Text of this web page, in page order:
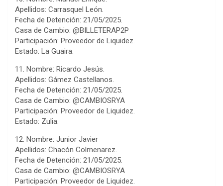
Apellidos: Carrasquel León.
Fecha de Detención: 21/05/2025.
Casa de Cambio: @BILLETERAP2P
Participación: Proveedor de Liquidez.
Estado: La Guaira.
11. Nombre: Ricardo Jesús.
Apellidos: Gámez Castellanos.
Fecha de Detención: 21/05/2025.
Casa de Cambio: @CAMBIOSRYA
Participación: Proveedor de Liquidez.
Estado: Zulia.
12. Nombre: Junior Javier
Apellidos: Chacón Colmenarez.
Fecha de Detención: 21/05/2025.
Casa de Cambio: @CAMBIOSRYA
Participación: Proveedor de Liquidez.